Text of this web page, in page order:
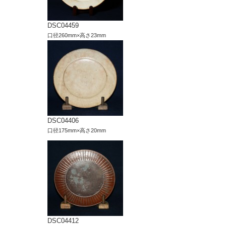
DSC04459
口径260mm×高さ23mm
DSC04406
口径175mm×高さ20mm
DSC04412